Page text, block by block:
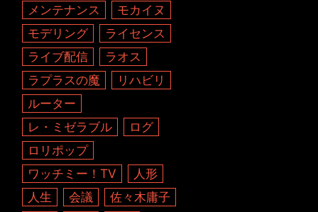
メンテナンス
モカイヌ
モデリング
ライセンス
ライブ配信
ラオス
ラプラスの魔
リハビリ
ルーター
レ・ミゼラブル
ログ
ロリポップ
ワッチミー！TV
人形
人生
会議
佐々木庸子